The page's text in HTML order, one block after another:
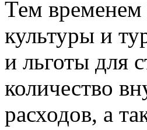
Тем временем
культуры и
и льготы для
количество
расходов, а